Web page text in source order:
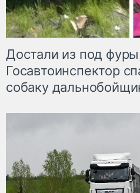
Достали из под
Госавтоинспектор
собаку